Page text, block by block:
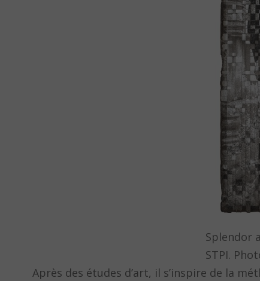
Splendor
STPI.
Après des études d’art, il s’inspire de la